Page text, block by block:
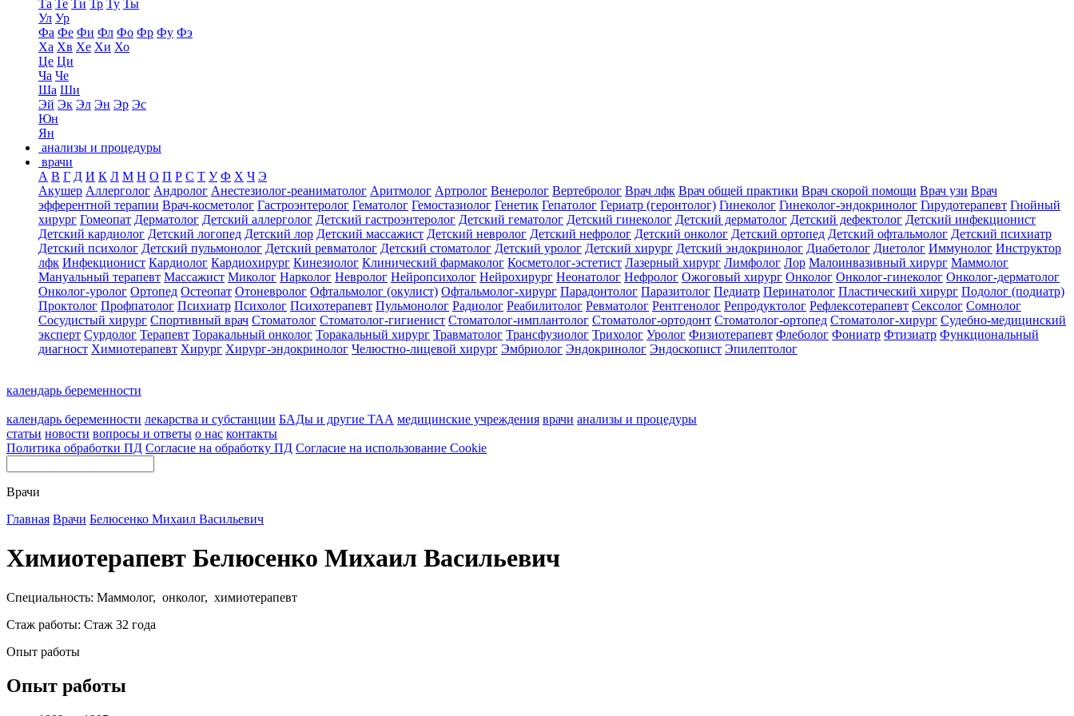
Та Те Ти Тр Ту Ты
Ул Ур
Фа Фе Фи Фл Фо Фр Фу Фэ
Ха Хв Хе Хи Хо
Це Ци
Ча Че
Ша Ши
Эй Эк Эл Эн Эр Эс
Юн
Ян
анализы и процедуры
врачи
А В Г Д И К Л М Н О П Р С Т У Ф Х Ч Э
Акушер Аллерголог Андролог Анестезиолог-реаниматолог Аритмолог Артролог Венеролог Вертебролог Врач лфк Врач общей практики Врач скорой помощи Врач узи Врач
эфферентной терапии Врач-косметолог Гастроэнтеролог Гематолог Гемостазиолог Генетик Гепатолог Гериатр (геронтолог) Гинеколог Гинеколог-эндокринолог Гирудотерапевт Гнойный
хирург Гомеопат Дерматолог Детский аллерголог Детский гастроэнтеролог Детский гематолог Детский гинеколог Детский дерматолог Детский дефектолог Детский инфекционист
Детский кардиолог Детский логопед Детский лор Детский массажист Детский невролог Детский нефролог Детский онколог Детский ортопед Детский офтальмолог Детский психиатр
Детский психолог Детский пульмонолог Детский ревматолог Детский стоматолог Детский уролог Детский хирург Детский эндокринолог Диабетолог Диетолог Иммунолог Инструктор
лфк Инфекционист Кардиолог Кардиохирург Кинезиолог Клинический фармаколог Косметолог-эстетист Лазерный хирург Лимфолог Лор Малоинвазивный хирург Маммолог
Мануальный терапевт Массажист Миколог Нарколог Невролог Нейропсихолог Нейрохирург Неонатолог Нефролог Ожоговый хирург Онколог Онколог-гинеколог Онколог-дерматолог
Онколог-уролог Ортопед Остеопат Отоневролог Офтальмолог (окулист) Офтальмолог-хирург Парадонтолог Паразитолог Педиатр Перинатолог Пластический хирург Подолог (подиатр)
Проктолог Профпатолог Психиатр Психолог Психотерапевт Пульмонолог Радиолог Реабилитолог Ревматолог Рентгенолог Репродуктолог Рефлексотерапевт Сексолог Сомнолог
Сосудистый хирург Спортивный врач Стоматолог Стоматолог-гигиенист Стоматолог-имплантолог Стоматолог-ортодонт Стоматолог-ортопед Стоматолог-хирург Судебно-медицинский
эксперт Сурдолог Терапевт Торакальный онколог Торакальный хирург Травматолог Трансфузиолог Трихолог Уролог Физиотерапевт Флеболог Фониатр Фтизиатр Функциональный
диагност Химиотерапевт Хирург Хирург-эндокринолог Челюстно-лицевой хирург Эмбриолог Эндокринолог Эндоскопист Эпилептолог
календарь беременности
календарь беременности лекарства и субстанции БАДы и другие ТАА медицинские учреждения врачи анализы и процедуры
статьи новости вопросы и ответы о нас контакты
Политика обработки ПД Согласие на обработку ПД Согласие на использование Cookie
Врачи
Главная Врачи Белюсенко Михаил Васильевич
Химиотерапевт Белюсенко Михаил Васильевич
Специальность: Маммолог, онколог, химиотерапевт
Стаж работы: Стаж 32 года
Опыт работы
Опыт работы